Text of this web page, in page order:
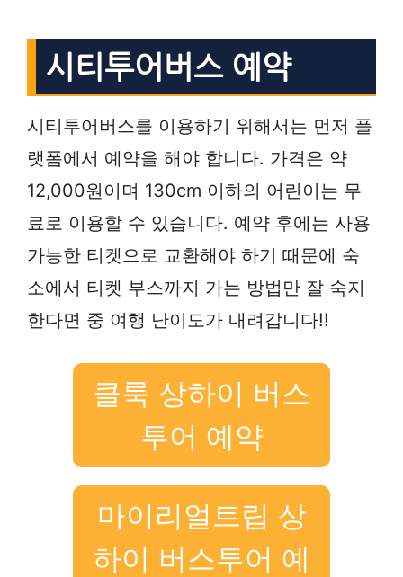
시티투어버스 예약
시티투어버스를 이용하기 위해서는 먼저 플
랫폼에서 예약을 해야 합니다. 가격은 약
12,000원이며 130cm 이하의 어린이는 무
료로 이용할 수 있습니다. 예약 후에는 사용
가능한 티켓으로 교환해야 하기 때문에 숙
소에서 티켓 부스까지 가는 방법만 잘 숙지
한다면 중 여행 난이도가 내려갑니다!!
클룩 상하이 버스
투어 예약
마이리얼트립 상
하이 버스투어 예